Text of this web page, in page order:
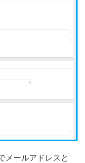
メールアドレスと